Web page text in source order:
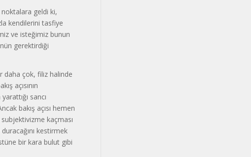
geldi ki,
kendilerini tasfiye
ve isteğimiz bunun
gerektirdiği
daha çok, filiz halinde
açısının
sancı
bakış açısı hemen
kaçması
kestirmek
bir kara bulut gibi